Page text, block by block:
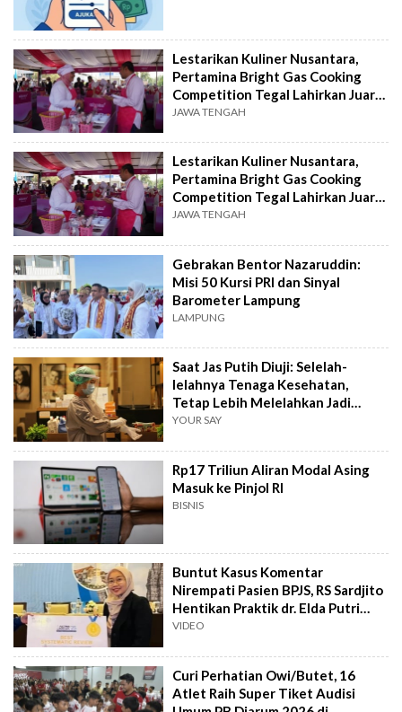
Lestarikan Kuliner Nusantara,
Pertamina Bright Gas Cooking
Competition Tegal Lahirkan Juara
Baru
JAWA TENGAH
Lestarikan Kuliner Nusantara,
Pertamina Bright Gas Cooking
Competition Tegal Lahirkan Juara
Baru
JAWA TENGAH
Gebrakan Bentor Nazaruddin:
Misi 50 Kursi PRI dan Sinyal
Barometer Lampung
LAMPUNG
Saat Jas Putih Diuji: Selelah-
lelahnya Tenaga Kesehatan,
Tetap Lebih Melelahkan Jadi
Pasien
YOUR SAY
Rp17 Triliun Aliran Modal Asing
Masuk ke Pinjol RI
BISNIS
Buntut Kasus Komentar
Nirempati Pasien BPJS, RS Sardjito
Hentikan Praktik dr. Elda Putri
Rahard
VIDEO
Curi Perhatian Owi/Butet, 16
Atlet Raih Super Tiket Audisi